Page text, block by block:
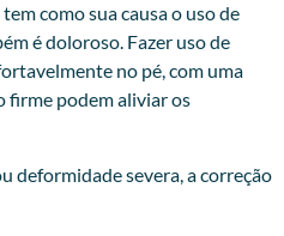
como sua causa o uso de
é doloroso. Fazer uso de
no pé, com uma
firme podem aliviar os
deformidade severa, a correção